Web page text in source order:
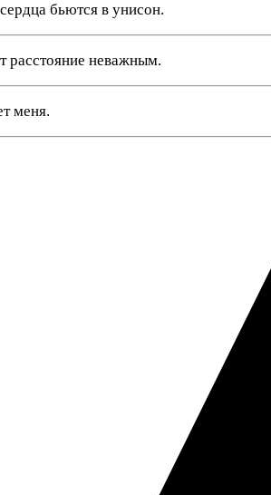
бьются в унисон.
расстояние неважным.
меня.